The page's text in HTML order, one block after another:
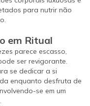
para nutrir não
em Ritual
parece escasso,
ser revigorante.
se dedicar a si
enquanto desfruta de
se em um